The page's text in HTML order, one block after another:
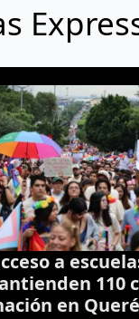
Abren la
Resistencia
Corregidora